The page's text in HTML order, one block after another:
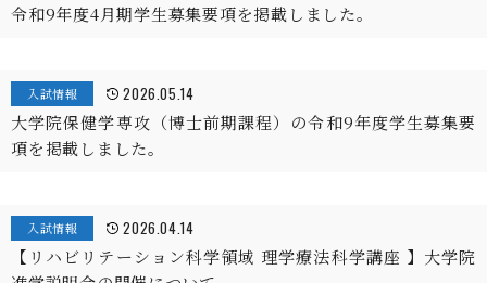
令和9年度4月期学生募集要項を掲載しました。
入試情報 2026.05.14
大学院保健学専攻（博士前期課程）の令和9年度学生募集要
項を掲載しました。
入試情報 2026.04.14
【リハビリテーション科学領域 理学療法科学講座 】大学院